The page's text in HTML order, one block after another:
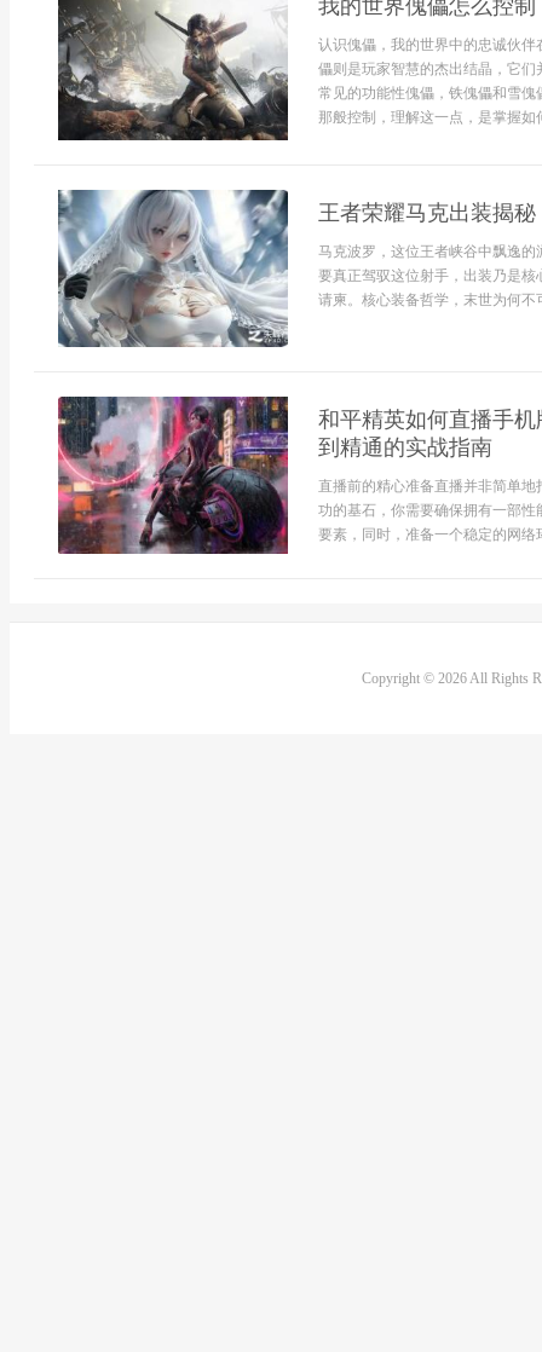
我的世界傀儡怎么控
认识傀儡，我的世界中的忠诚伙
儡则是玩家智慧的杰出结晶，它
常见的功能性傀儡，铁傀儡和雪
那般控制，理解这一点，是掌握如
王者荣耀马克出装揭
马克波罗，这位王者峡谷中飘逸
要真正驾驭这位射手，出装乃是
请柬。核心装备哲学，末世为何不
和平精英如何直播手
到精通的实战指南
直播前的精心准备直播并非简单
功的基石，你需要确保拥有一部
要素，同时，准备一个稳定的网
Copyright © 2026 All Rights